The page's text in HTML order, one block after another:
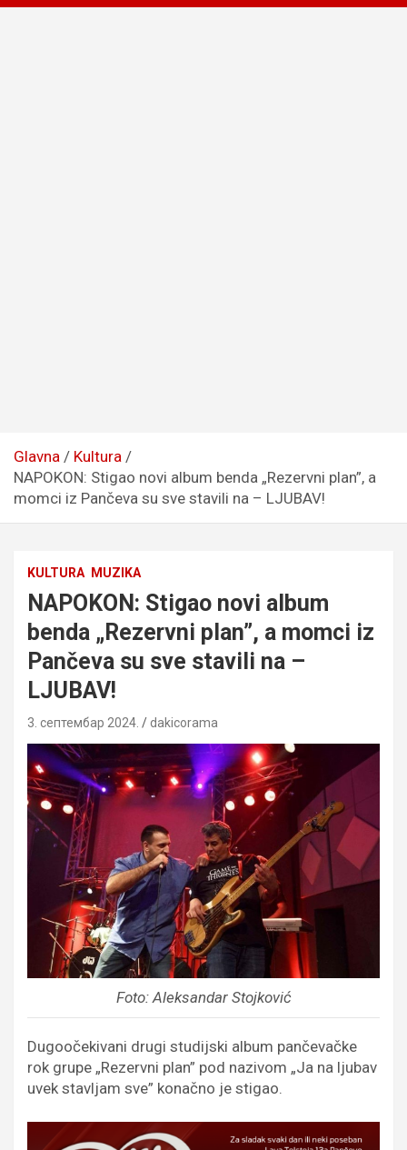
Glavna
Kultura
NAPOKON: Stigao novi album benda „Rezervni plan”, a
momci iz Pančeva su sve stavili na – LJUBAV!
KULTURA MUZIKA
NAPOKON: Stigao novi album
benda „Rezervni plan”, a momci iz
Pančeva su sve stavili na –
LJUBAV!
3. септембар 2024. dakicorama
Foto: Aleksandar Stojković
Dugoočekivani drugi studijski album pančevačke
rok grupe „Rezervni plan” pod nazivom „Ja na ljubav
uvek stavljam sve” konačno je stigao.